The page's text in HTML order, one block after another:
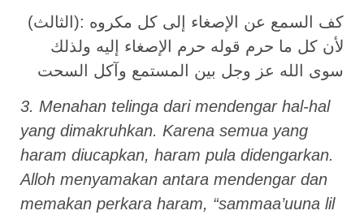
(الثالث): كف السمع عن الإصغاء إلى كل مكروه
لأن كل ما حرم قوله حرم الإصغاء إليه ولذلك
سوى الله عز وجل بين المستمع وآكل السحت
3. Menahan telinga dari mendengar hal-hal
yang dimakruhkan. Karena semua yang
haram diucapkan, haram pula didengarkan.
Alloh menyamakan antara mendengar dan
memakan perkara haram, “sammaa’uuna lil